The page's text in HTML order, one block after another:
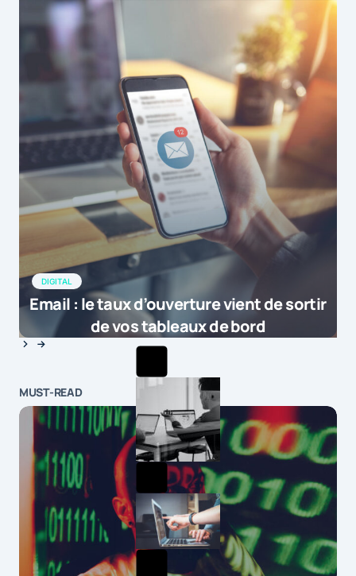
DIGITAL
Email : le taux d’ouverture vient de sortir
de vos tableaux de bord
MUST-READ